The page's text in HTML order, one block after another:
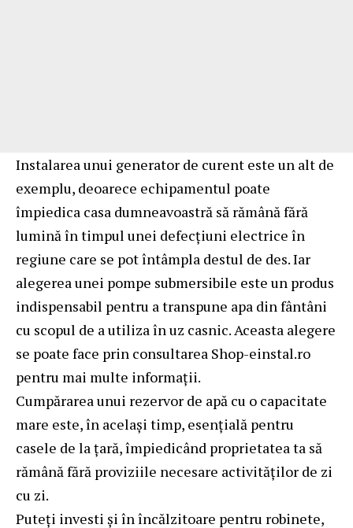
Instalarea unui generator de curent este un alt de
exemplu, deoarece echipamentul poate
împiedica casa dumneavoastră să rămână fără
lumină în timpul unei defecțiuni electrice în
regiune care se pot întâmpla destul de des. Iar
alegerea unei pompe submersibile este un produs
indispensabil pentru a transpune apa din fântâni
cu scopul de a utiliza în uz casnic. Aceasta alegere
se poate face prin consultarea Shop-einstal.ro
pentru mai multe informații.
Cumpărarea unui rezervor de apă cu o capacitate
mare este, în același timp, esențială pentru
casele de la țară, împiedicând proprietatea ta să
rămână fără proviziile necesare activităților de zi
cu zi.
Puteți investi și în încălzitoare pentru robinete,